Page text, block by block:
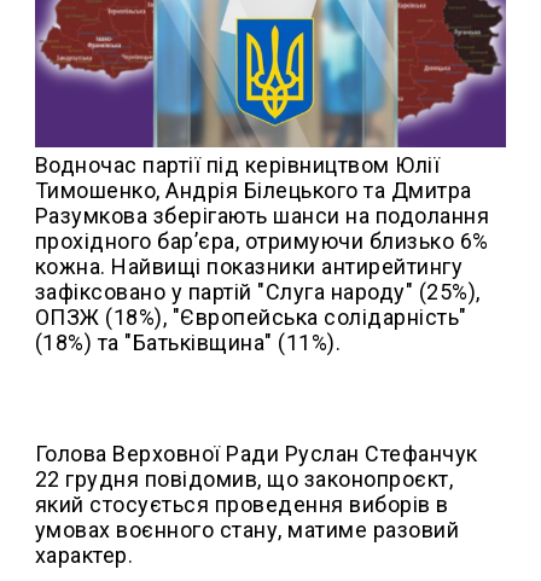
Водночас партії під керівництвом Юлії
Тимошенко, Андрія Білецького та Дмитра
Разумкова зберігають шанси на подолання
прохідного бар’єра, отримуючи близько 6%
кожна. Найвищі показники антирейтингу
зафіксовано у партій "Слуга народу" (25%),
ОПЗЖ (18%), "Європейська солідарність"
(18%) та "Батьківщина" (11%).
Голова Верховної Ради Руслан Стефанчук
22 грудня повідомив, що законопроєкт,
який стосується проведення виборів в
умовах воєнного стану, матиме разовий
характер.